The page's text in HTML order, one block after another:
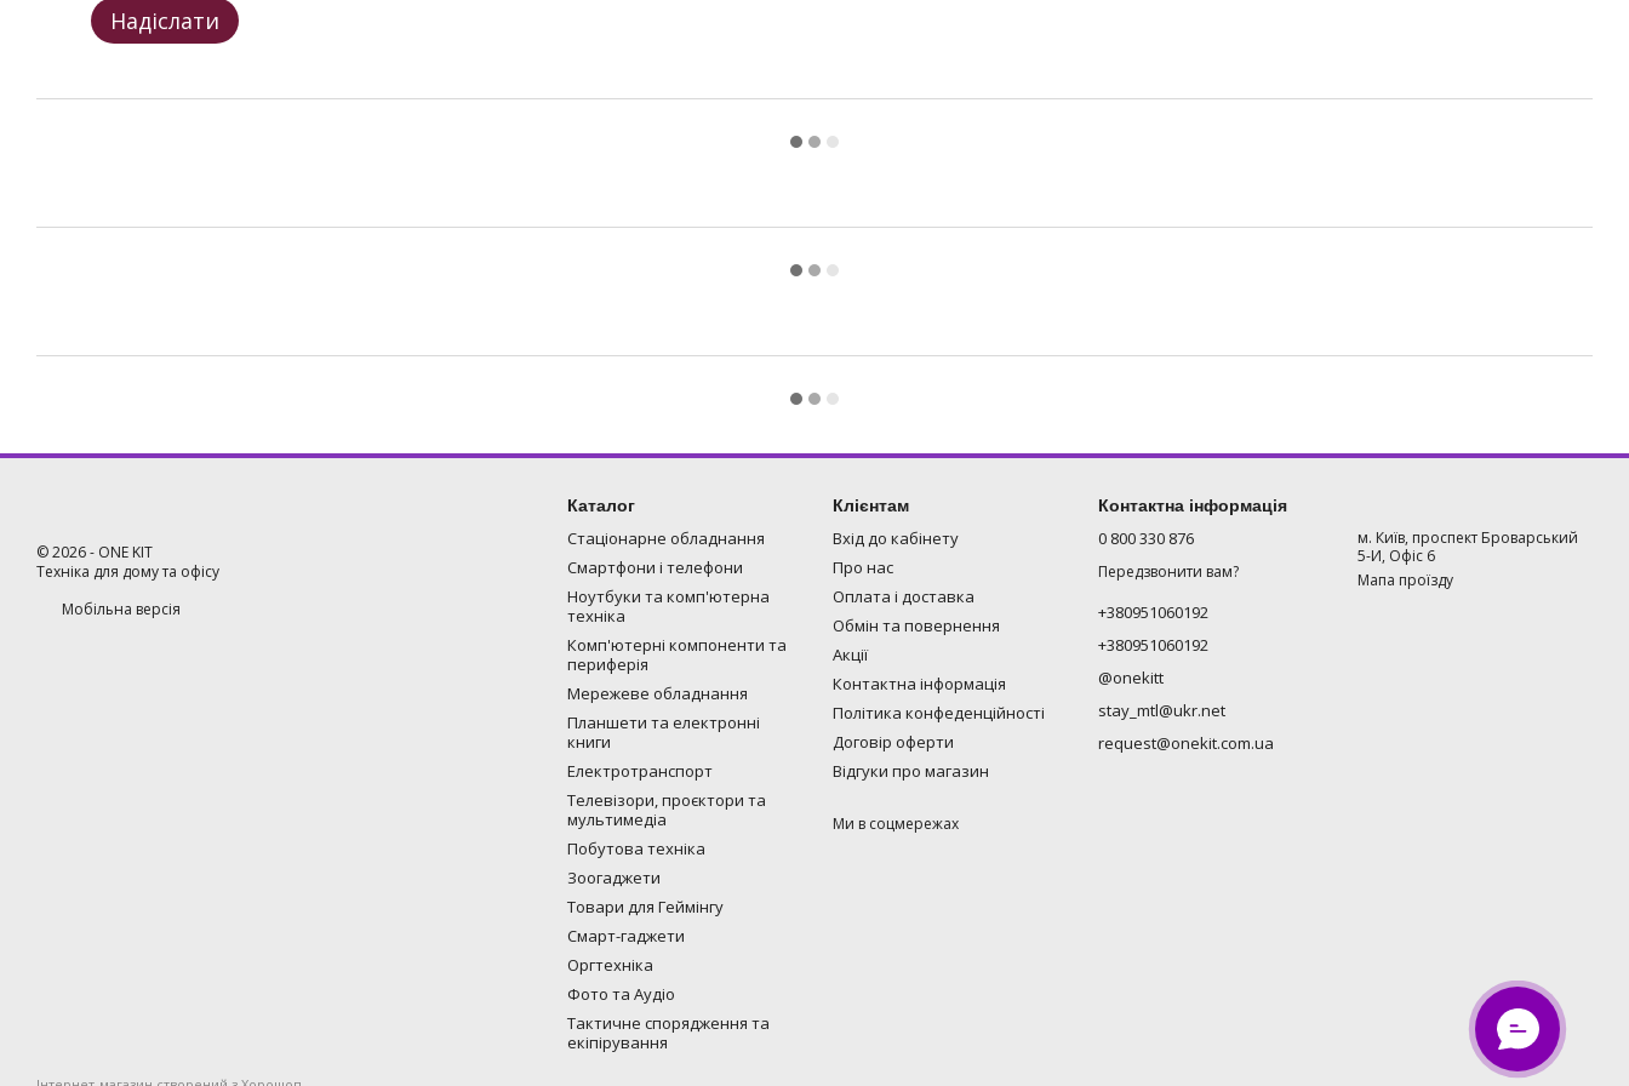
Надіслати
©2026- ONE KIT
Техніка для дому та офісу
Мобільна версія
Каталог
Стаціонарне обладнання
Смартфони і телефони
Ноутбуки та комп'ютерна
техніка
Комп'ютерні компоненти та
периферія
Мережеве обладнання
Планшети та електронні
книги
Електротранспорт
Телевізори, проєктори та
мультимедіа
Побутова техніка
Зоогаджети
Товари для Геймінгу
Смарт-гаджети
Оргтехніка
Фото та Аудіо
Тактичне спорядження та
екіпірування
Клієнтам
Вхід до кабінету
Про нас
Оплата і доставка
Обмін та повернення
Акції
Контактна інформація
Політика конфеденційності
Договір оферти
Відгуки про магазин
Ми в соцмережах
Контактна інформація
0 800 330 876
Передзвонити вам?
+380951060192
+380951060192
@onekitt
stay_mtl@ukr.net
request@onekit.com.ua
м. Київ, проспект Броварський
5-И, Офіс 6
Мапа проїзду